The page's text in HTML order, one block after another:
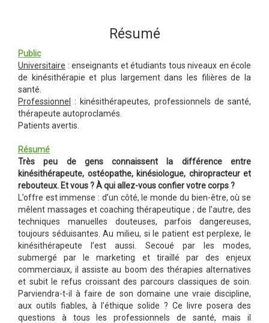
Résumé
Public
Universitaire : enseignants et étudiants tous niveaux en école
de kinésithérapie et plus largement dans les filières de la
santé.
Professionnel
: kinésithérapeutes, professionnels de santé,
thérapeute autoproclamés.
Patients avertis.
Résumé
Très peu de gens connaissent la différence entre
kinésithérapeute, ostéopathe, kinésiologue, chiropracteur et
rebouteux. Et vous ? À qui allez-vous confier votre corps ?
L’offre est immense : d’un côté, le monde du bien-être, où se
mêlent massages et coaching thérapeutique ; de l’autre, des
techniques manuelles douteuses, parfois dangereuses,
toujours séduisantes. Au milieu, si le patient est perplexe, le
kinésithérapeute l’est aussi. Secoué par les modes,
submergé par le marketing et tiraillé par des enjeux
commerciaux, il assiste au boom des thérapies alternatives
et subit le refus croissant des parcours classiques de soin.
Parviendra-t-il à faire de son domaine une vraie discipline,
aux outils fiables, à l’éthique solide ? Ce livre posera des
questions à tous les professionnels de santé, mais il